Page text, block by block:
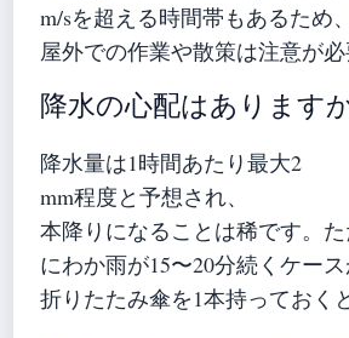
m/sを超える時間帯もあるため、
屋外での作業や散策は注意が必
降水の心配はあります
降水量は1時間あたり最大2
mm程度と予想され、
本降りになることは稀です。た
にわか雨が15〜20分続くケース
折りたたみ傘を1本持っておく